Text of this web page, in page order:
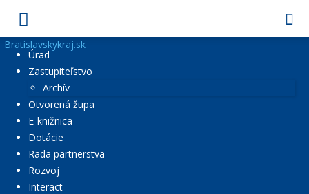
Bratislavskykraj.sk
Úrad
Zastupiteľstvo
Archív
Otvorená župa
E-knižnica
Dotácie
Rada partnerstva
Rozvoj
Interact